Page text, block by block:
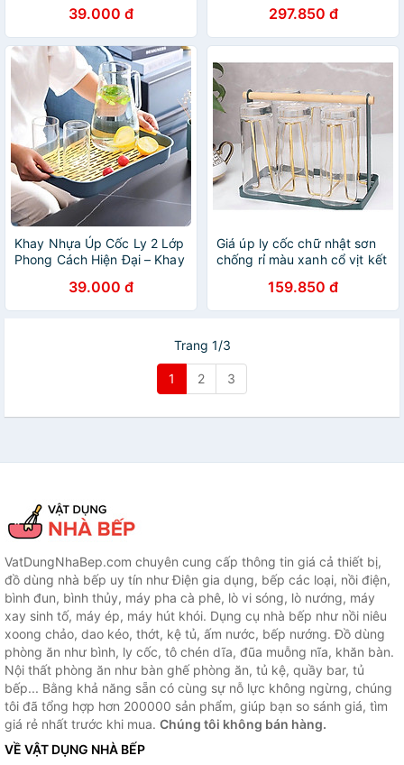
Tiện Dụng- Kích Thước
37x24cm Giao Màu Ngẫu
Nhiên
39.000 đ 297.850 đ
Khay Nhựa Úp Cốc Ly 2 Lớp
Phong Cách Hiện Đại – Khay
Lợi Đa Năng - HÀNG CHÍNH
HÃNG MINIIN
39.000 đ
Giá úp ly cốc chữ nhật sơn
chống rỉ màu xanh cổ vịt kết
159.850 đ
Trang 1/3
1 2 3
VatDungNhaBep.com chuyên cung cấp thông tin giá cả thiết bị,
đồ dùng nhà bếp uy tín như Điện gia dụng, bếp các loại, nồi điện,
bình đun, bình thủy, máy pha cà phê, lò vi sóng, lò nướng, máy
xay sinh tố, máy ép, máy hút khói. Dụng cụ nhà bếp như nồi niêu
xoong chảo, dao kéo, thớt, kệ tủ, ấm nước, bếp nướng. Đồ dùng
phòng ăn như bình, ly cốc, tô chén dĩa, đũa muỗng nĩa, khăn bàn.
Nội thất phòng ăn như bàn ghế phòng ăn, tủ kệ, quầy bar, tủ
bếp... Bằng khả năng sẵn có cùng sự nỗ lực không ngừng, chúng
tôi đã tổng hợp hơn 200000 sản phẩm, giúp bạn so sánh giá, tìm
giá rẻ nhất trước khi mua. Chúng tôi không bán hàng.
VỀ VẬT DỤNG NHÀ BẾP